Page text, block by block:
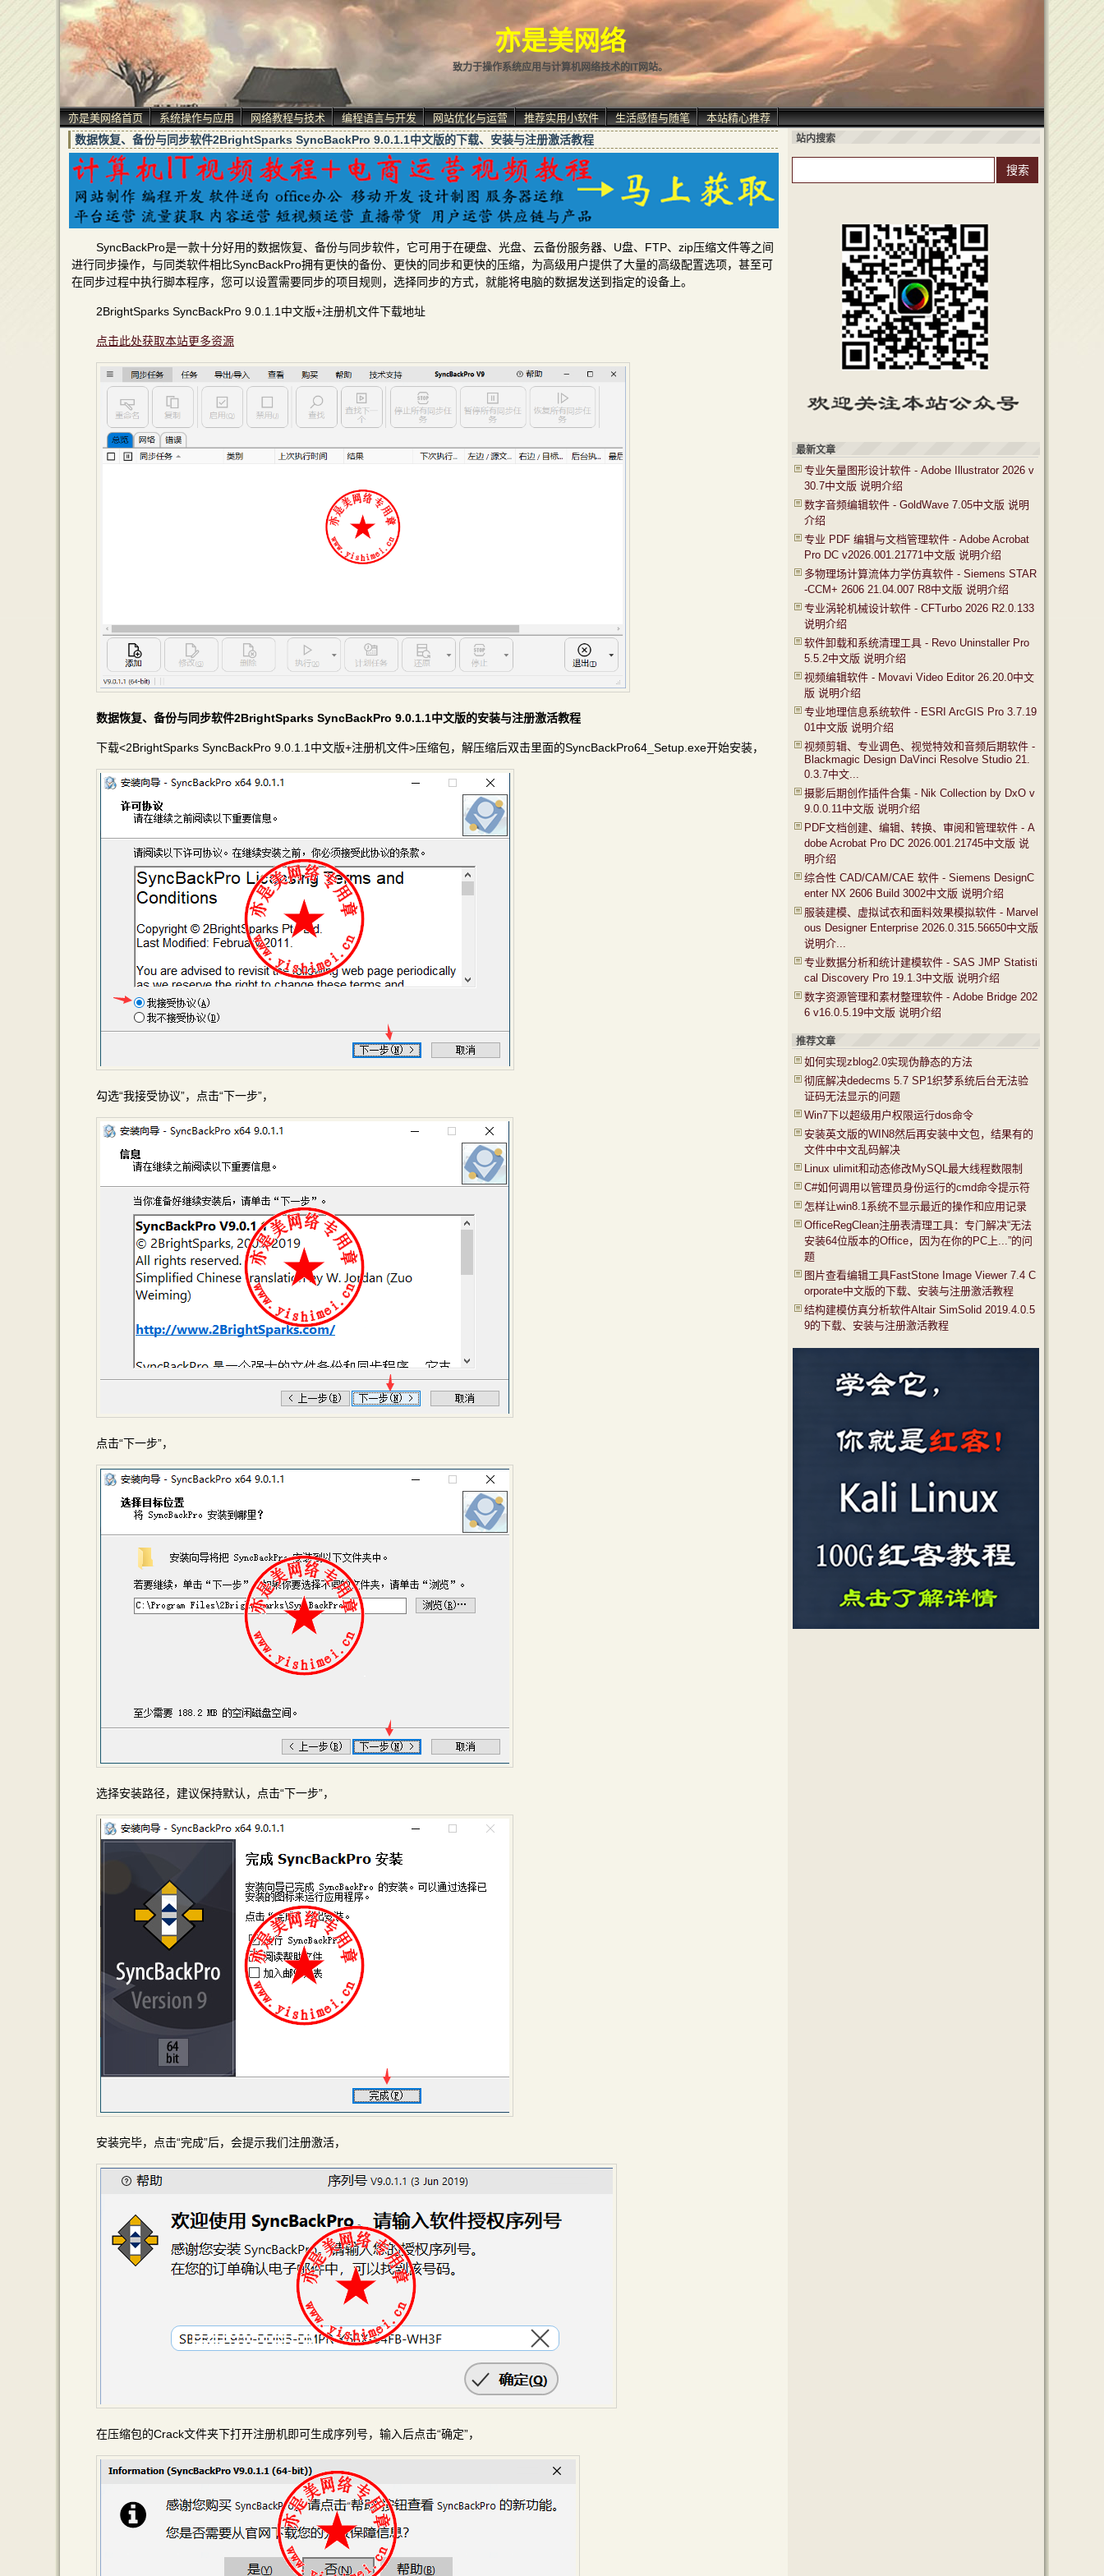
亦是美网络
致力于操作系统应用与计算机网络技术的IT网站。
亦是美网络首页 系统操作与应用 网络教程与技术 编程语言与开发 网站优化与运营 推荐实用小软件 生活感悟与随笔 本站精心推荐
站内搜索
最新文章
专业矢量图形设计软件 - Adobe Illustrator 2026 v
30.7中文版 说明介绍
数字音频编辑软件 - GoldWave 7.05中文版 说明
介绍
专业 PDF 编辑与文档管理软件 - Adobe Acrobat
Pro DC v2026.001.21771中文版 说明介绍
多物理场计算流体力学仿真软件 - Siemens STAR
-CCM+ 2606 21.04.007 R8中文版 说明介绍
专业涡轮机械设计软件 - CFTurbo 2026 R2.0.133
说明介绍
软件卸载和系统清理工具 - Revo Uninstaller Pro
5.5.2中文版 说明介绍
视频编辑软件 - Movavi Video Editor 26.20.0中文
版 说明介绍
专业地理信息系统软件 - ESRI ArcGIS Pro 3.7.19
01中文版 说明介绍
视频剪辑、专业调色、视觉特效和音频后期软件 -
Blackmagic Design DaVinci Resolve Studio 21.
0.3.7中文...
摄影后期创作插件合集 - Nik Collection by DxO v
9.0.0.11中文版 说明介绍
PDF文档创建、编辑、转换、审阅和管理软件 - A
dobe Acrobat Pro DC 2026.001.21745中文版 说
明介绍
综合性 CAD/CAM/CAE 软件 - Siemens DesignC
enter NX 2606 Build 3002中文版 说明介绍
服装建模、虚拟试衣和面料效果模拟软件 - Marvel
ous Designer Enterprise 2026.0.315.56650中文版
说明介...
专业数据分析和统计建模软件 - SAS JMP Statisti
cal Discovery Pro 19.1.3中文版 说明介绍
数字资源管理和素材整理软件 - Adobe Bridge 202
6 v16.0.5.19中文版 说明介绍
推荐文章
如何实现zblog2.0实现伪静态的方法
彻底解决dedecms 5.7 SP1织梦系统后台无法验
证码无法显示的问题
Win7下以超级用户权限运行dos命令
安装英文版的WIN8然后再安装中文包，结果有的
文件中中文乱码解决
Linux ulimit和动态修改MySQL最大线程数限制
C#如何调用以管理员身份运行的cmd命令提示符
怎样让win8.1系统不显示最近的操作和应用记录
OfficeRegClean注册表清理工具：专门解决“无法
安装64位版本的Office，因为在你的PC上...”的问
题
图片查看编辑工具FastStone Image Viewer 7.4 C
orporate中文版的下载、安装与注册激活教程
结构建模仿真分析软件Altair SimSolid 2019.4.0.5
9的下载、安装与注册激活教程
数据恢复、备份与同步软件2BrightSparks SyncBackPro 9.0.1.1中文版的下载、安装与注册激活教程
SyncBackPro是一款十分好用的数据恢复、备份与同步软件，它可用于在硬盘、光盘、云备份服务器、U盘、FTP、zip压缩文件等之间
进行同步操作，与同类软件相比SyncBackPro拥有更快的备份、更快的同步和更快的压缩，为高级用户提供了大量的高级配置选项，甚至可
在同步过程中执行脚本程序，您可以设置需要同步的项目规则，选择同步的方式，就能将电脑的数据发送到指定的设备上。
2BrightSparks SyncBackPro 9.0.1.1中文版+注册机文件下载地址
点击此处获取本站更多资源
数据恢复、备份与同步软件2BrightSparks SyncBackPro 9.0.1.1中文版的安装与注册激活教程
下载<2BrightSparks SyncBackPro 9.0.1.1中文版+注册机文件>压缩包，解压缩后双击里面的SyncBackPro64_Setup.exe开始安装，
勾选“我接受协议”，点击“下一步”，
点击“下一步”，
选择安装路径，建议保持默认，点击“下一步”，
安装完毕，点击“完成”后，会提示我们注册激活，
在压缩包的Crack文件夹下打开注册机即可生成序列号，输入后点击“确定”，